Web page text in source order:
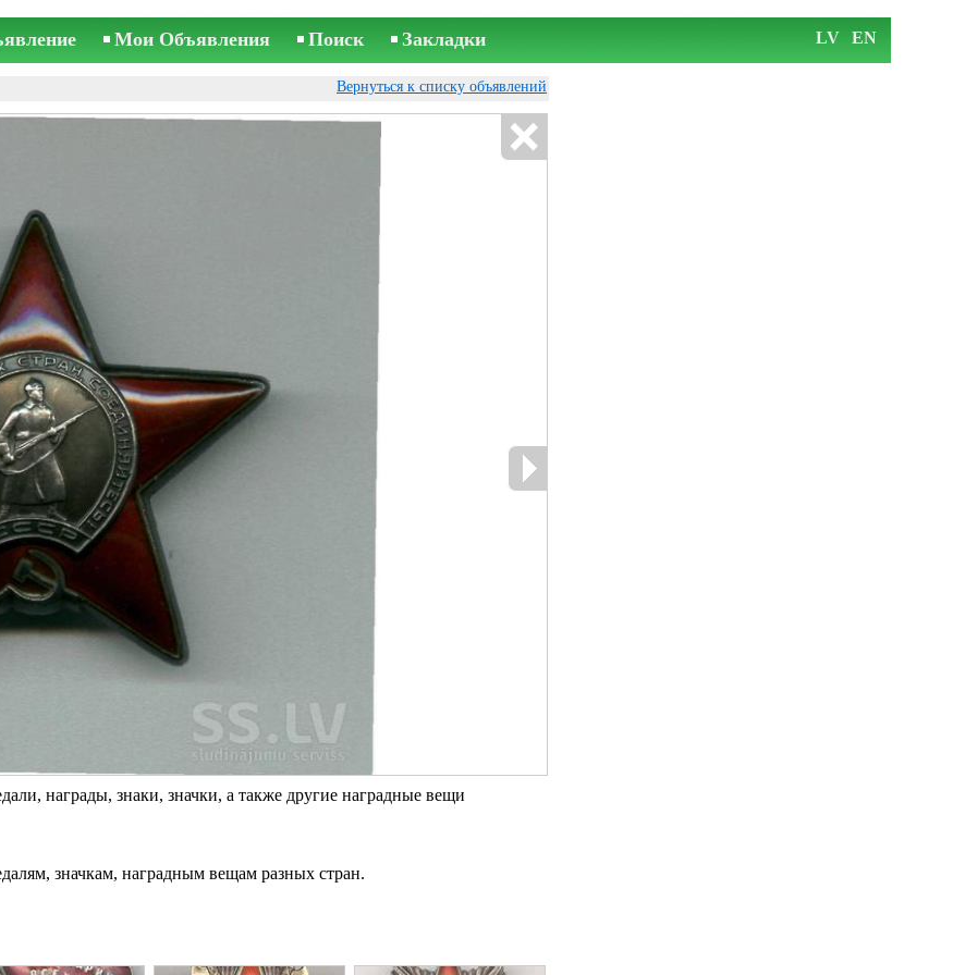
Мои Объявления Поиск Закладки LV EN
Вернуться к списку объявлений
награды, знаки, значки, а также другие наградные вещи
значкам, наградным вещам разных стран.